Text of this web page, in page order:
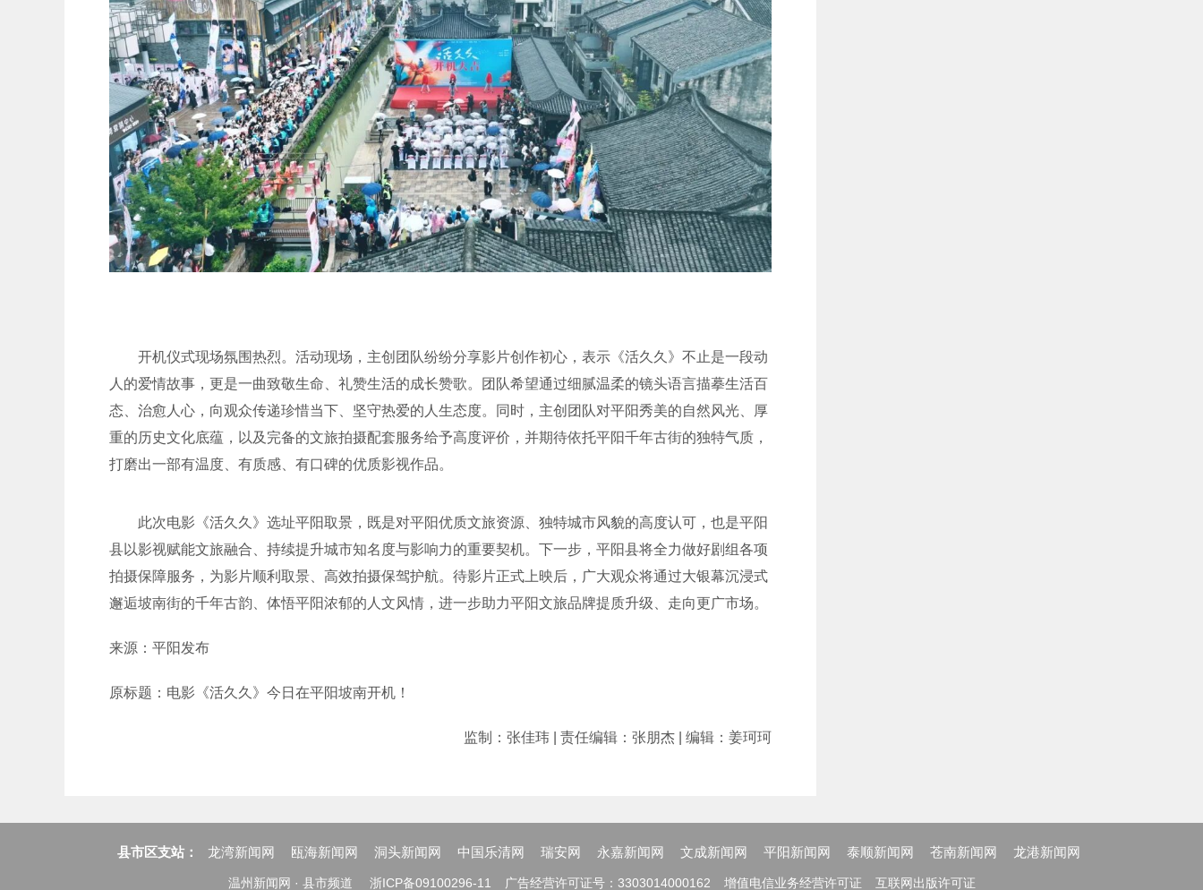
开机仪式现场氛围热烈。活动现场，主创团队纷纷分享影片创作初心，表示《活久久》不止是一段动
人的爱情故事，更是一曲致敬生命、礼赞生活的成长赞歌。团队希望通过细腻温柔的镜头语言描摹生活百
态、治愈人心，向观众传递珍惜当下、坚守热爱的人生态度。同时，主创团队对平阳秀美的自然风光、厚
重的历史文化底蕴，以及完备的文旅拍摄配套服务给予高度评价，并期待依托平阳千年古街的独特气质，
打磨出一部有温度、有质感、有口碑的优质影视作品。
此次电影《活久久》选址平阳取景，既是对平阳优质文旅资源、独特城市风貌的高度认可，也是平阳
县以影视赋能文旅融合、持续提升城市知名度与影响力的重要契机。下一步，平阳县将全力做好剧组各项
拍摄保障服务，为影片顺利取景、高效拍摄保驾护航。待影片正式上映后，广大观众将通过大银幕沉浸式
邂逅坡南街的千年古韵、体悟平阳浓郁的人文风情，进一步助力平阳文旅品牌提质升级、走向更广市场。
来源：平阳发布
原标题：电影《活久久》今日在平阳坡南开机！
监制：张佳玮 | 责任编辑：张朋杰 | 编辑：姜珂珂
县市区支站： 龙湾新闻网 瓯海新闻网 洞头新闻网 中国乐清网 瑞安网 永嘉新闻网 文成新闻网 平阳新闻网 泰顺新闻网 苍南新闻网 龙港新闻网
温州新闻网 · 县市频道 浙ICP备09100296-11 广告经营许可证号：3303014000162 增值电信业务经营许可证 互联网出版许可证